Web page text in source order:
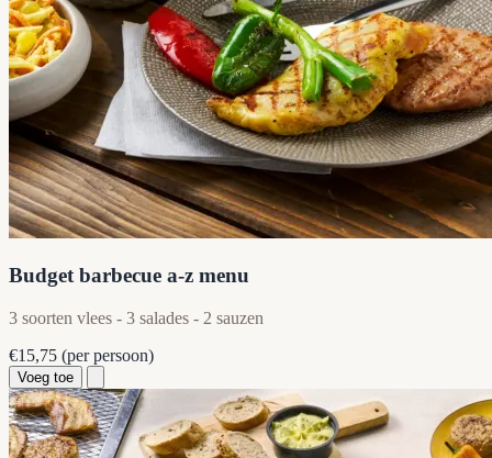
Budget barbecue a-z menu
3 soorten vlees - 3 salades - 2 sauzen
€15,75 (per persoon)
Voeg toe